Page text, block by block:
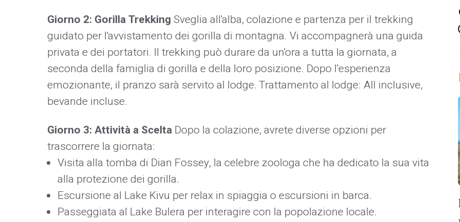
Giorno 2: Gorilla TrekkingSveglia all'alba, colazione e partenza per il trekking
guidato per l'avvistamento dei gorilla di montagna. Vi accompagnerà una guida
privata e dei portatori. Il trekking può durare da un'ora a tutta la giornata, a
seconda della famiglia di gorilla e della loro posizione. Dopo l'esperienza
emozionante, il pranzo sarà servito al lodge. Trattamento al lodge: All inclusive,
bevande incluse.
Giorno 3: Attività a SceltaDopo la colazione, avrete diverse opzioni per
trascorrere la giornata:
Visita alla tomba di Dian Fossey, la celebre zoologa che ha dedicato la sua vita
alla protezione dei gorilla.
Escursione al Lake Kivu per relax in spiaggia o escursioni in barca.
Passeggiata al Lake Bulera per interagire con la popolazione locale.